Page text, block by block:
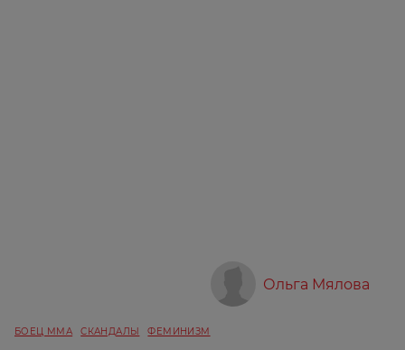
Ольга Мялова
БОЕЦ ММА СКАНДАЛЫ ФЕМИНИЗМ